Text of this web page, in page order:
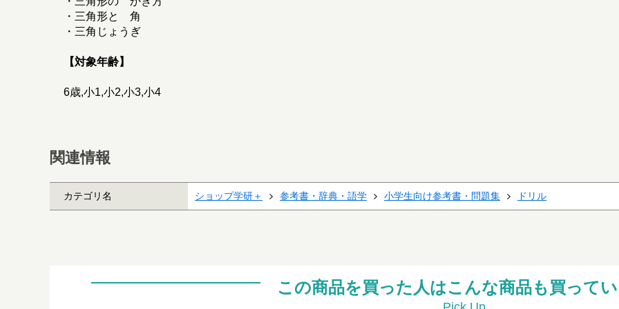
・三角形と 角
・三角じょうぎ
【対象年齢】
6歳,小1,小2,小3,小4
関連情報
カテゴリ名 ショップ学研＋ 参考書・辞典・語学 小学生向け参考書・問題集 ドリル
この商品を買った人はこんな商品も買って